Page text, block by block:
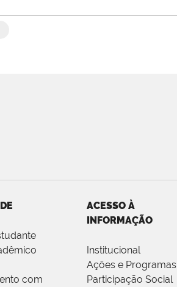
com
ACESSO À
INFORMAÇÃO
Institucional
Ações e Programas
Participação Social